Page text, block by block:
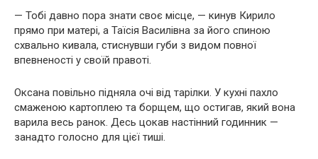
— Тобі давно пора знати своє місце, — кинув Кирило
прямо при матері, а Таїсія Василівна за його спиною
схвально кивала, стиснувши губи з видом повної
впевненості у своїй правоті.
Оксана повільно підняла очі від тарілки. У кухні пахло
смаженою картоплею та борщем, що остигав, який вона
варила весь ранок. Десь цокав настінний годинник —
занадто голосно для цієї тиші.